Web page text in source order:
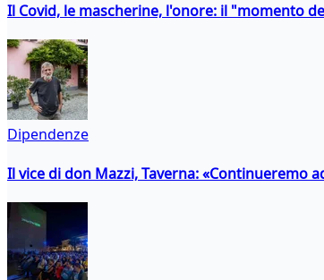
Il Covid, le mascherine, l'onore: il "momento
Dipendenze
Il vice di don Mazzi, Taverna: «Continueremo